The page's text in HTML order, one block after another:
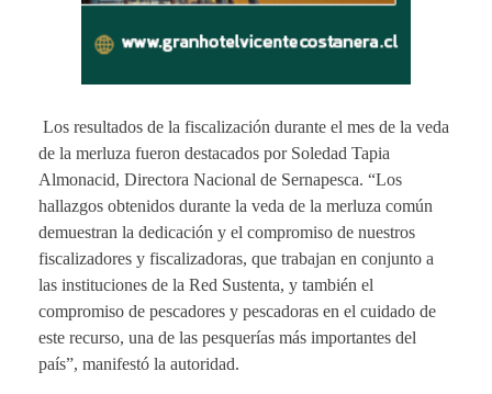
Los resultados de la fiscalización durante el mes de la veda
de la merluza fueron destacados por Soledad Tapia
Almonacid, Directora Nacional de Sernapesca. “Los
hallazgos obtenidos durante la veda de la merluza común
demuestran la dedicación y el compromiso de nuestros
fiscalizadores y fiscalizadoras, que trabajan en conjunto a
las instituciones de la Red Sustenta, y también el
compromiso de pescadores y pescadoras en el cuidado de
este recurso, una de las pesquerías más importantes del
país”, manifestó la autoridad.